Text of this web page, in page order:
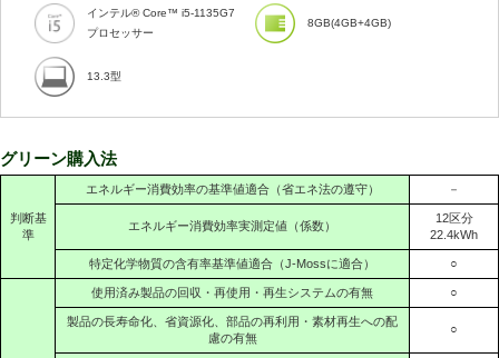
インテル® Core™ i5-1135G7
プロセッサー
13.3型
8GB(4GB+4GB)
グリーン購入法
判断基
準
エネルギー消費効率の基準値適合（省エネ法の遵守） －
エネルギー消費効率実測定値（係数）
12区分
22.4kWh
特定化学物質の含有率基準値適合（J-Mossに適合） ○
使用済み製品の回収・再使用・再生システムの有無 ○
製品の長寿命化、省資源化、部品の再利用・素材再生への配
慮の有無
○